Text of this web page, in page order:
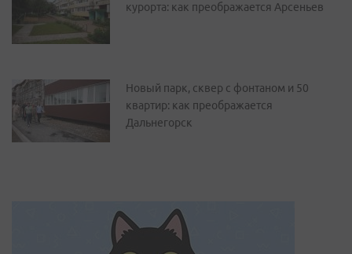
курорта: как преображается Арсеньев
Новый парк, сквер с фонтаном и 50
квартир: как преображается
Дальнегорск